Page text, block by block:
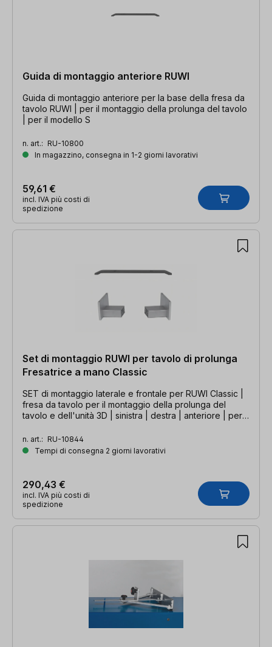
Guida di montaggio anteriore RUWI
Guida di montaggio anteriore per la base della fresa da
tavolo RUWI | per il montaggio della prolunga del tavolo
| per il modello S
n. art.: RU-10800
In magazzino, consegna in 1-2 giorni lavorativi
59,61 €
incl. IVA più costi di
spedizione
Set di montaggio RUWI per tavolo di prolunga
Fresatrice a mano Classic
SET di montaggio laterale e frontale per RUWI Classic |
fresa da tavolo per il montaggio della prolunga del
tavolo e dell'unità 3D | sinistra | destra | anteriore | per il
n. art.: RU-10844
Tempi di consegna 2 giorni lavorativi
290,43 €
incl. IVA più costi di
spedizione